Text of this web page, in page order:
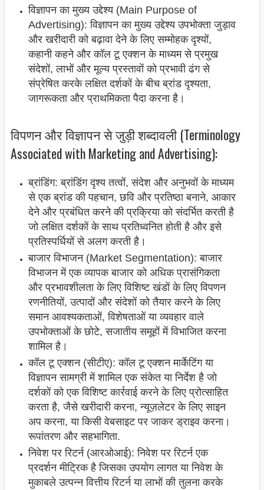
विज्ञापन का मुख्य उद्देश्य (Main Purpose of
Advertising): विज्ञापन का मुख्य उद्देश्य उपभोक्ता जुड़ाव
और खरीदारी को बढ़ावा देने के लिए सम्मोहक दृश्यों,
कहानी कहने और कॉल टू एक्शन के माध्यम से प्रमुख
संदेशों, लाभों और मूल्य प्रस्तावों को प्रभावी ढंग से
संप्रेषित करके लक्षित दर्शकों के बीच ब्रांड दृश्यता,
जागरूकता और प्राथमिकता पैदा करना है।
विपणन और विज्ञापन से जुड़ी शब्दावली (Terminology
Associated with Marketing and Advertising):
ब्रांडिंग: ब्रांडिंग दृश्य तत्वों, संदेश और अनुभवों के माध्यम
से एक ब्रांड की पहचान, छवि और प्रतिष्ठा बनाने, आकार
देने और प्रबंधित करने की प्रक्रिया को संदर्भित करती है
जो लक्षित दर्शकों के साथ प्रतिध्वनित होती है और इसे
प्रतिस्पर्धियों से अलग करती है।
बाजार विभाजन (Market Segmentation): बाजार
विभाजन में एक व्यापक बाजार को अधिक प्रासंगिकता
और प्रभावशीलता के लिए विशिष्ट खंडों के लिए विपणन
रणनीतियों, उत्पादों और संदेशों को तैयार करने के लिए
समान आवश्यकताओं, विशेषताओं या व्यवहार वाले
उपभोक्ताओं के छोटे, सजातीय समूहों में विभाजित करना
शामिल है।
कॉल टू एक्शन (सीटीए): कॉल टू एक्शन मार्केटिंग या
विज्ञापन सामग्री में शामिल एक संकेत या निर्देश है जो
दर्शकों को एक विशिष्ट कार्रवाई करने के लिए प्रोत्साहित
करता है, जैसे खरीदारी करना, न्यूज़लेटर के लिए साइन
अप करना, या किसी वेबसाइट पर जाकर ड्राइव करना।
रूपांतरण और सहभागिता.
निवेश पर रिटर्न (आरओआई): निवेश पर रिटर्न एक
प्रदर्शन मीट्रिक है जिसका उपयोग लागत या निवेश के
मुकाबले उत्पन्न वित्तीय रिटर्न या लाभों की तुलना करके